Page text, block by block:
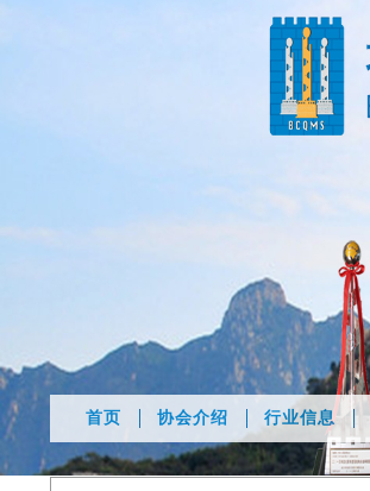
首页 协会介绍 行业信息